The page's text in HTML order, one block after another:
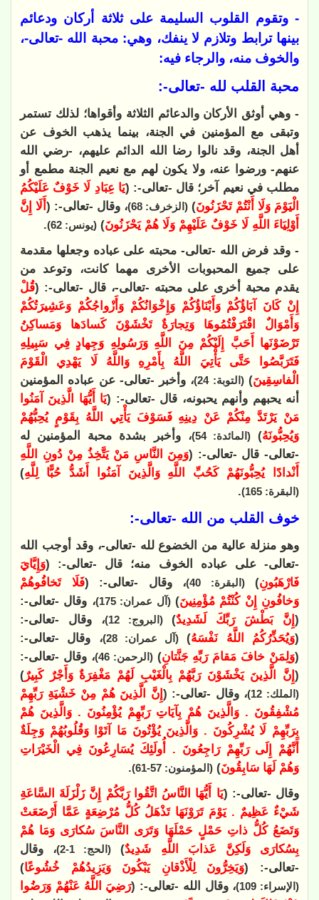
- وتقوم القلوب السليمة على ثلاثة أركان ودعائم
بينها ترابط وتلازم لا ينفك، وهي: محبة الله -تعالى-،
والخوف منه، والرجاء فيه:
محبة القلب لله -تعالى-:
- وهي أوثق الأركان والدعائم الثلاثة وأقواها؛ لذلك تستمر
وتبقى مع المؤمنين في الجنة، بينما يذهب الخوف عن
أهل الجنة، وقد نالوا رضا الله الدائم عليهم، -رضي الله
عنهم- ورضوا عنه، ولا يكون لهم مع نعيم الجنة مطمع أو
مطلب في نعيم آخر؛ قال -تعالى-: (يَا عِبَادِ لَا خَوْفٌ عَلَيْكُمُ
الْيَوْمَ وَلَا أَنْتُمْ تَحْزَنُونَ) (الزخرف: 68) ، وقال -تعالى-: ( أَلَا إِنَّ
أَوْلِيَاءَ اللَّهِ لَا خَوْفٌ عَلَيْهِمْ وَلَا هُمْ يَحْزَنُونَ) (يونس: 62)
.
- وقد فرض الله -تعالى- محبته على عباده وجعلها مقدمة
على جميع المحبوبات الأخرى مهما كانت، وتوعد من
يقدم محبة أخرى على محبته -تعالى-، قال -تعالى-: (قُلْ
إِنْ كَانَ آبَاؤُكُمْ وَأَبْنَاؤُكُمْ وَإِخْوَانُكُمْ وَأَزْواجُكُمْ وَعَشِيرَتُكُمْ
وَأَمْوَالٌ اقْتَرَفْتُمُوهَا وَتِجارَةٌ تَخْشَوْنَ كَسادَها وَمَساكِنُ
تَرْضَوْنَها أَحَبَّ إِلَيْكُمْ مِنَ اللَّهِ وَرَسُولِهِ وَجِهادٍ فِي سَبِيلِهِ
فَتَرَبَّصُوا حَتَّى يَأْتِيَ اللَّهُ بِأَمْرِهِ وَاللَّهُ لَا يَهْدِي الْقَوْمَ
الْفاسِقِينَ)(التوبة: 24)
، وأخبر -تعالى- عن عباده المؤمنين
أنه يحبهم وأنهم يحبونه، قال -تعالى-: (يَا أَيُّهَا الَّذِينَ آمَنُوا
مَنْ يَرْتَدَّ مِنْكُمْ عَنْ دِينِهِ فَسَوْفَ يَأْتِي اللَّهُ بِقَوْمٍ يُحِبُّهُمْ
وَيُحِبُّونَهُ)(المائدة: 54)
، وأخبر بشدة محبة المؤمنين له
-تعالى- قال -تعالى-: (وَمِنَ النَّاسِ مَنْ يَتَّخِذُ مِنْ دُونِ اللَّهِ
أَنْدادًا يُحِبُّونَهُمْ كَحُبِّ اللَّهِ وَالَّذِينَ آمَنُوا أَشَدُّ حُبًّا لِلَّهِ)
(البقرة: 165) .
خوف القلب من الله -تعالى-:
وهو منزلة عالية من الخضوع لله -تعالى-، وقد أوجب الله
-تعالى- على عباده الخوف منه؛ قال -تعالى-: (وَإِيَّايَ
فَارْهَبُونِ)(البقرة: 40) ، وقال -تعالى-: (فَلَا تَخافُوهُمْ
وَخافُونِ إِنْ كُنْتُمْ مُؤْمِنِينَ)(آل عمران: 175)
، وقال -تعالى-:
(إِنَّ بَطْشَ رَبِّكَ لَشَدِيدٌ)(البروج: 12)
، وقال -تعالى-:
(وَيُحَذِّرُكُمُ اللَّهُ نَفْسَهُ) (آل عمران: 28)
، وقال -تعالى-:
(وَلِمَنْ خافَ مَقامَ رَبِّهِ جَنَّتانِ)(الرحمن: 46)
، وقال -تعالى-:
(إِنَّ الَّذِينَ يَخْشَوْنَ رَبَّهُمْ بِالْغَيْبِ لَهُمْ مَغْفِرَةٌ وَأَجْرٌ كَبِيرٌ)
(الملك: 12) ، وقال -تعالى-: (إِنَّ الَّذِينَ هُمْ مِنْ خَشْيَةِ رَبِّهِمْ
مُشْفِقُونَ . وَالَّذِينَ هُمْ بِآيَاتِ رَبِّهِمْ يُؤْمِنُونَ . وَالَّذِينَ هُمْ
بِرَبِّهِمْ لَا يُشْرِكُونَ . وَالَّذِينَ يُؤْتُونَ مَا آتَوْا وَقُلُوبُهُمْ وَجِلَةٌ
أَنَّهُمْ إِلَى رَبِّهِمْ رَاجِعُونَ . أُولَئِكَ يُسَارِعُونَ فِي الْخَيْرَاتِ
وَهُمْ لَهَا سَابِقُونَ) (المؤمنون: 57-61)
.
وقال -تعالى-: (يَا أَيُّهَا النَّاسُ اتَّقُوا رَبَّكُمْ إِنَّ زَلْزَلَةَ السَّاعَةِ
شَيْءٌ عَظِيمٌ . يَوْمَ تَرَوْنَهَا تَذْهَلُ كُلُّ مُرْضِعَةٍ عَمَّا أَرْضَعَتْ
وَتَضَعُ كُلُّ ذاتِ حَمْلٍ حَمْلَهَا وَتَرَى النَّاسَ سُكارَى وَمَا هُمْ
بِسُكارَى وَلَكِنَّ عَذابَ اللَّهِ شَدِيدٌ) (الحج: 1-2)
، وقال
-تعالى-: (وَيَخِرُّونَ لِلْأَذْقانِ يَبْكُونَ وَيَزِيدُهُمْ خُشُوعًا)
(الإسراء: 109) ، وقال الله -تعالى-: (رَضِيَ اللَّهُ عَنْهُمْ وَرَضُوا